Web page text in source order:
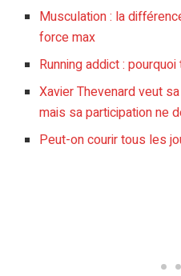
Musculation : la
force max
Running addict :
Xavier Thevenard veut
mais sa participation ne
Peut-on courir tous les